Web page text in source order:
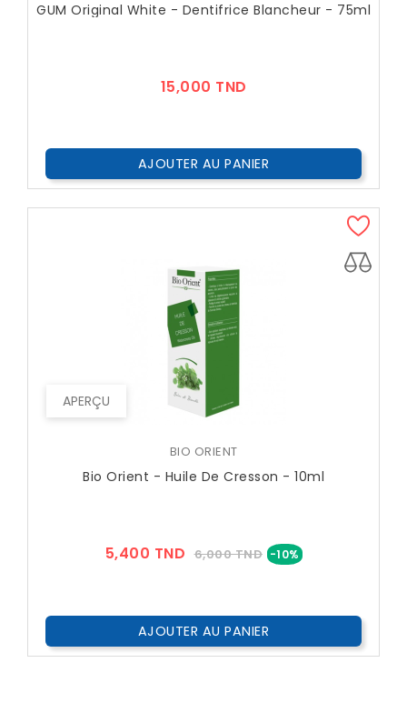
GUM Original White - Dentifrice Blancheur - 75ml
15,000 TND
AJOUTER AU PANIER
APERÇU
BIO ORIENT
Bio Orient - Huile De Cresson - 10ml
5,400 TND Prix
6,000 TND -10% Prix
AJOUTER AU PANIER